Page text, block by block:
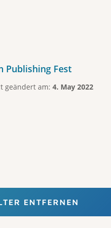
Publishing Fest
geändert am: 4. May 2022
ENTFERNEN